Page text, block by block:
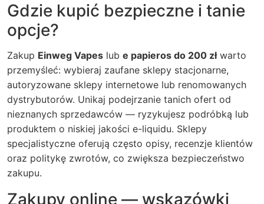
Gdzie kupić bezpieczne i tanie
opcje?
Zakup Einweg Vapes lub e papieros do 200 złwarto
przemyśleć: wybieraj zaufane sklepy stacjonarne,
autoryzowane sklepy internetowe lub renomowanych
dystrybutorów. Unikaj podejrzanie tanich ofert od
nieznanych sprzedawców — ryzykujesz podróbką lub
produktem o niskiej jakości e-liquidu. Sklepy
specjalistyczne oferują często opisy, recenzje klientów
oraz politykę zwrotów, co zwiększa bezpieczeństwo
zakupu.
Zakupy online — wskazówki